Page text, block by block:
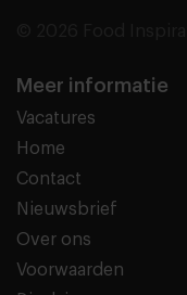
Meer informatie
Vacatures
Home
Contact
Nieuwsbrief
Over ons
Voorwaarden